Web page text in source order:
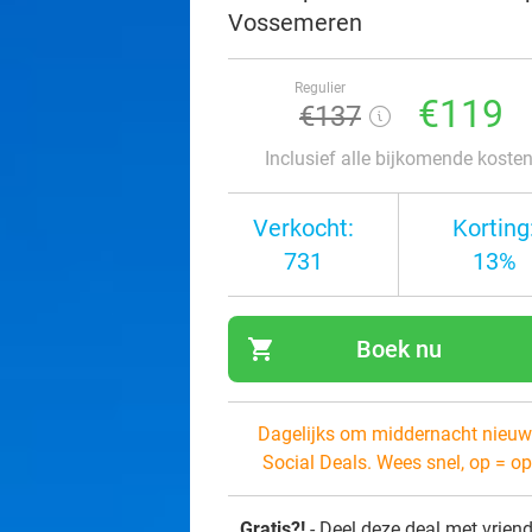
Vossemeren
Regulier
€137 €119
Inclusief alle bijkomende kosten
Verkocht:
731
13%
shopping_cart Boek nu
Dagelijks om middernacht
Social Deals. Wees snel, op =